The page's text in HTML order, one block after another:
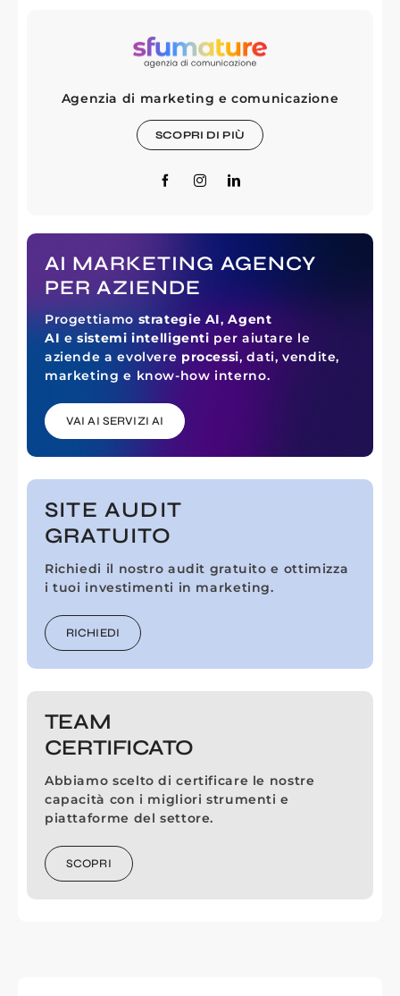
Agenzia di marketing e comunicazione
SCOPRI DI PIÙ
AI MARKETING AGENCY
PER AZIENDE
Progettiamo strategie AI,Agent
AI esistemi intelligenti per aiutare le
aziende a evolvere processi, dati, vendite,
marketing e know-how interno.
VAI AI SERVIZI AI
SITE AUDIT
GRATUITO
Richiedi il nostro audit gratuito e ottimizza
i tuoi investimenti in marketing.
RICHIEDI
TEAM
CERTIFICATO
Abbiamo scelto di certificare le nostre
capacità con i migliori strumenti e
piattaforme del settore.
SCOPRI